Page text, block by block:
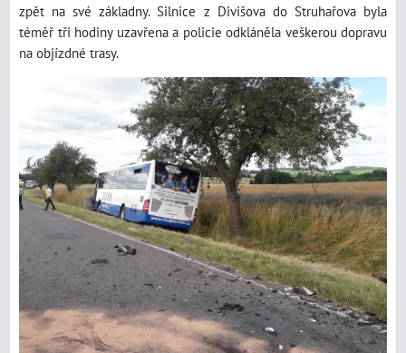
zpět na své základny. Silnice z Divišova do Struhařova byla
téměř tři hodiny uzavřena a policie odkláněla veškerou dopravu
na objízdné trasy.